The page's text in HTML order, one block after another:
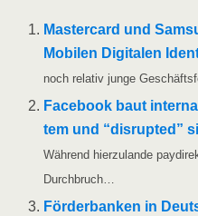
Mas­ter­card und
Mobi­len Digi­ta­len
noch rela­tiv jun­ge
Face­book baut
tem und “dis­rupt­ed”
Wäh­rend hier­zu­lan­de
Durchbruch…
För­der­ban­ken in